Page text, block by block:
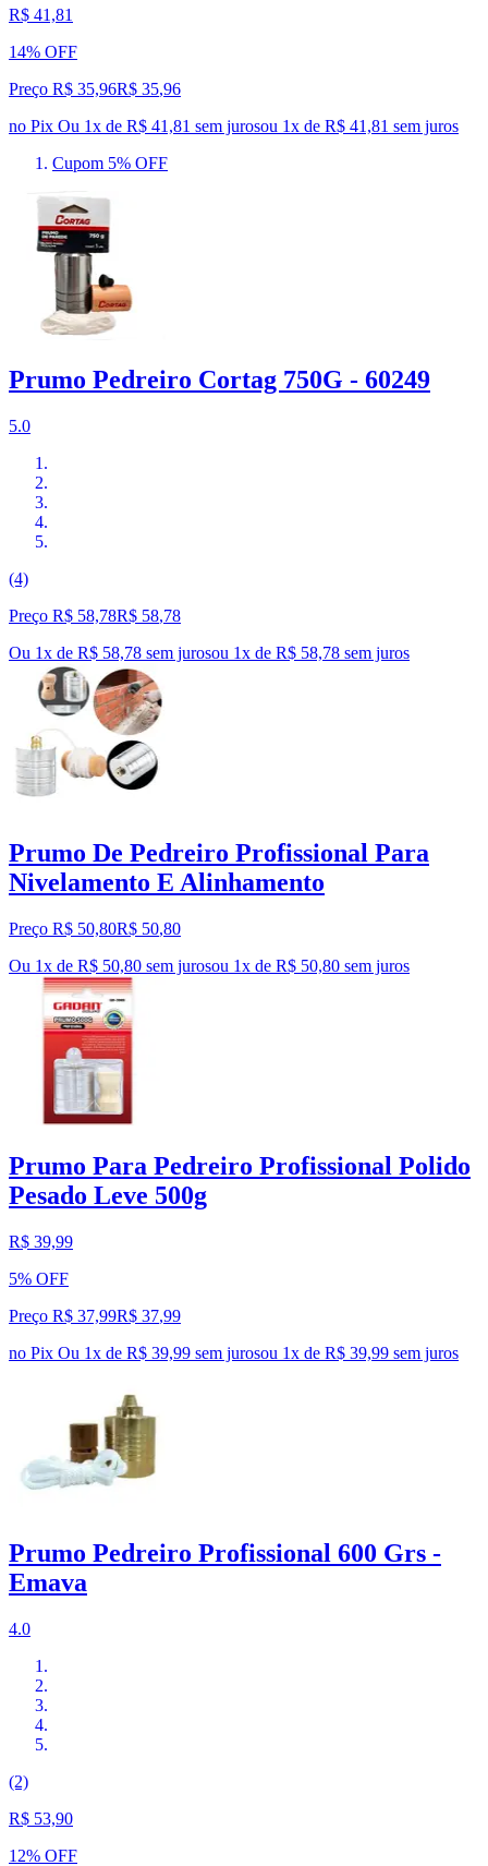
R$ 41,81
14% OFF
Preço R$ 35,96R$ 35,96
no Pix Ou 1x de R$ 41,81 sem jurosou 1x de R$ 41,81 sem juros
Cupom 5% OFF
Prumo Pedreiro Cortag 750G - 60249
5.0
(4)
Preço R$ 58,78R$ 58,78
Ou 1x de R$ 58,78 sem jurosou 1x de R$ 58,78 sem juros
Prumo De Pedreiro Profissional Para
Nivelamento E Alinhamento
Preço R$ 50,80R$ 50,80
Ou 1x de R$ 50,80 sem jurosou 1x de R$ 50,80 sem juros
Prumo Para Pedreiro Profissional Polido
Pesado Leve 500g
R$ 39,99
5% OFF
Preço R$ 37,99R$ 37,99
no Pix Ou 1x de R$ 39,99 sem jurosou 1x de R$ 39,99 sem juros
Prumo Pedreiro Profissional 600 Grs -
Emava
4.0
(2)
R$ 53,90
12% OFF